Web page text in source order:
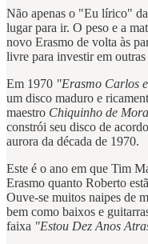
Não apenas o "Eu lírico"
lugar para ir. O peso e a
novo Erasmo de volta às
livre para investir em
Em 1970 "Erasmo Carlos
um disco maduro e
maestro Chiquinho de
constrói seu disco de
aurora da década de 1970.
Este é o ano em que Tim
Erasmo quanto Roberto
Ouve-se muitos naipes de
bem como baixos e
faixa "Estou Dez Anos